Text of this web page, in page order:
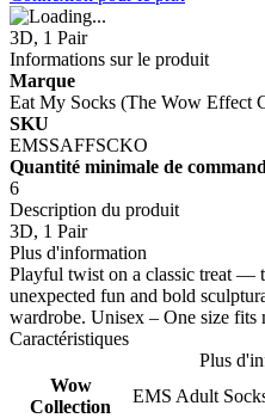
3D, 1 Pair
Informations sur le produit
Marque
Eat My Socks (The Wow Effect
SKU
EMSSAFFSCKO
Quantité minimale de
6
Description du produit
3D, 1 Pair
Plus d'information
Playful twist on a classic treat —
unexpected fun and bold
wardrobe. Unisex – One size
Caractéristiques
Plus
Wow
Collection
EMS Adult